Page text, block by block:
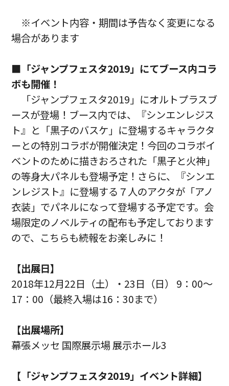
※イベント内容・期間は予告なく変更になる
場合があります
■「ジャンプフェスタ2019」にてブース内コラ
ボも開催！
「ジャンプフェスタ2019」にオルトプラスブ
ースが登場！ブース内では、『シンエンレジス
ト』と「黒子のバスケ」に登場するキャラクタ
ーとの特別コラボが開催決定！今回のコラボイ
ベントのために描きおろされた「黒子と火神」
の等身大パネルも登場予定！さらに、『シンエ
ンレジスト』に登場する７人のアクタが「アノ
衣装」でパネルになって登場する予定です。会
場限定のノベルティの配布も予定しております
ので、こちらも続報をお楽しみに！
【出展日】
2018年12月22日（土）・23日（日） 9：00～
17：00（最終入場は16：30まで）
【出展場所】
幕張メッセ 国際展示場 展示ホール3
【「ジャンプフェスタ2019」イベント詳細】